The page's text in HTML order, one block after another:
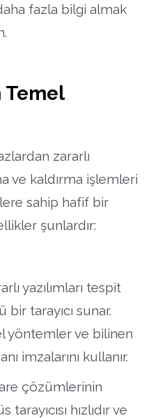
fazla bilgi almak
Temel
zararlı
ve kaldırma işlemleri
sahip hafif bir
şunlardır:
yazılımları tespit
tarayıcı sunar.
yöntemler ve bilinen
imzalarını kullanır.
çözümlerinin
hızlıdır ve